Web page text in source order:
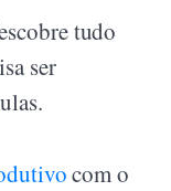
tudo
ser
com o